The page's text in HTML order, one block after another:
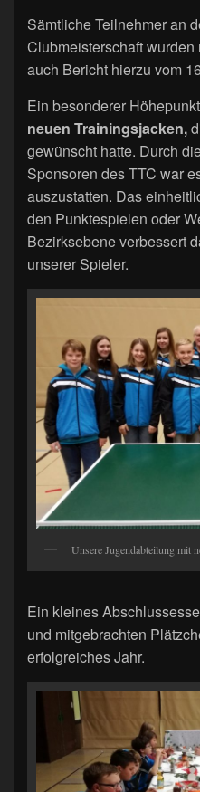
Sämtliche Teilnehmer an
Clubmeisterschaft wurden
auch Bericht hierzu vom
Ein besonderer
neuen Trainingsjacken,
gewünscht hatte. Durch
Sponsoren des TTC war
auszustatten. Das
den Punktespielen oder
Bezirksebene verbessert
unserer Spieler.
Unsere Jugendabteilung mit
Ein kleines
und mitgebrachten
erfolgreiches Jahr.